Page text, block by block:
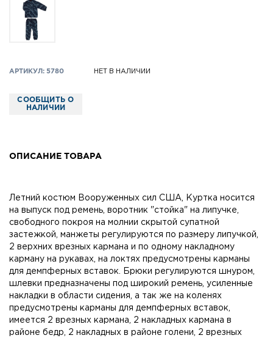
АРТИКУЛ: 5780 НЕТ В НАЛИЧИИ
СООБЩИТЬ О
НАЛИЧИИ
ОПИСАНИЕ ТОВАРА
Летний костюм Вооруженных сил США, Куртка носится
на выпуск под ремень, воротник "стойка" на липучке,
свободного покроя на молнии скрытой супатной
застежкой, манжеты регулируются по размеру липучкой,
2 верхних врезных кармана и по одному накладному
карману на рукавах, на локтях предусмотрены карманы
для демпферных вставок. Брюки регулируются шнуром,
шлевки предназначены под широкий ремень, усиленные
накладки в области сидения, а так же на коленях
предусмотрены карманы для демпферных вставок,
имеется 2 врезных кармана, 2 накладных кармана в
районе бедр, 2 накладных в районе голени, 2 врезных